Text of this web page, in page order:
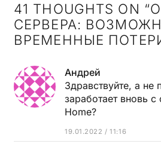
41 THOUGHTS ON “
СЕРВЕРА:
ВРЕМЕННЫЕ
Андрей
Здравствуйте, а не
заработает вновь
Home?
19.01.2022 / 11:16